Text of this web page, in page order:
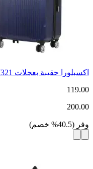
اكسبلورا حقيبة بعجلات XPL-LT-17321
119.00
200.00
وفر (
40.5
% خصم)